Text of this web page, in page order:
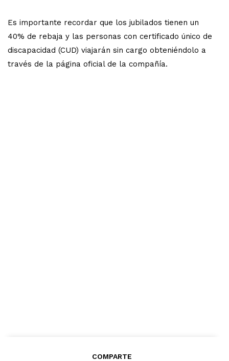
Es importante recordar que los jubilados tienen un
40% de rebaja y las personas con certificado único de
discapacidad (CUD) viajarán sin cargo obteniéndolo a
través de la página oficial de la compañía.
COMPARTE